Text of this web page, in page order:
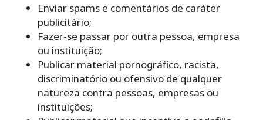
Enviar spams e comentários de caráter
publicitário;
Fazer-se passar por outra pessoa, empresa
ou instituição;
Publicar material pornográfico, racista,
discriminatório ou ofensivo de qualquer
natureza contra pessoas, empresas ou
instituições;